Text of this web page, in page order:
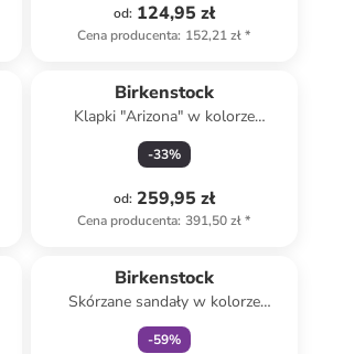
od: 124,95 zł
Cena producenta: 152,21 zł*
Birkenstock
Klapki "Arizona" w kolorze
granatowym
-33%
od: 259,95 zł
Cena producenta: 391,50 zł*
Birkenstock
Skórzane sandały w kolorze
jasnobrązowym
-59%